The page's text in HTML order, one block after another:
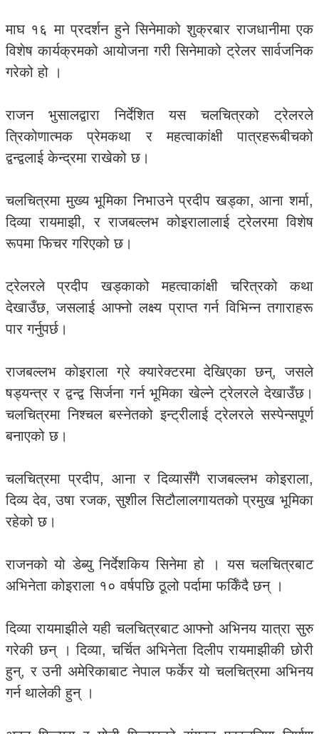
माघ १६ मा प्रदर्शन हुने सिनेमाको शुक्रबार राजधानीमा एक
विशेष कार्यक्रमको आयोजना गरी सिनेमाको ट्रेलर सार्वजनिक
गरेको हो ।
राजन भुसालद्वारा निर्देशित यस चलचित्रको ट्रेलरले
त्रिकोणात्मक प्रेमकथा र महत्वाकांक्षी पात्रहरूबीचको
द्वन्द्वलाई केन्द्रमा राखेको छ।
चलचित्रमा मुख्य भूमिका निभाउने प्रदीप खड्का, आना शर्मा,
दिव्या रायमाझी, र राजबल्लभ कोइरालालाई ट्रेलरमा विशेष
रूपमा फिचर गरिएको छ।
ट्रेलरले प्रदीप खड्काको महत्वाकांक्षी चरित्रको कथा
देखाउँछ, जसलाई आफ्नो लक्ष्य प्राप्त गर्न विभिन्न तगाराहरू
पार गर्नुपर्छ।
राजबल्लभ कोइराला ग्रे क्यारेक्टरमा देखिएका छन्, जसले
षड्यन्त्र र द्वन्द्व सिर्जना गर्न भूमिका खेल्ने ट्रेलरले देखाउँछ।
चलचित्रमा निश्चल बस्नेतको इन्ट्रीलाई ट्रेलरले सस्पेन्सपूर्ण
बनाएको छ।
चलचित्रमा प्रदीप, आना र दिव्यासँगै राजबल्लभ कोइराला,
दिव्य देव, उषा रजक, सुशील सिटौलालगायतको प्रमुख भूमिका
रहेको छ।
राजनको यो डेब्यु निर्देशकिय सिनेमा हो । यस चलचित्रबाट
अभिनेता कोइराला १० वर्षपछि ठूलो पर्दामा फर्किँदै छन् ।
दिव्या रायमाझीले यही चलचित्रबाट आफ्नो अभिनय यात्रा सुरु
गरेकी छन् । दिव्या, चर्चित अभिनेता दिलीप रायमाझीकी छोरी
हुन्, र उनी अमेरिकाबाट नेपाल फर्केर यो चलचित्रमा अभिनय
गर्न थालेकी हुन् ।